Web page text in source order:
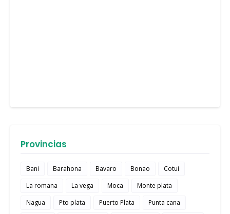
Provincias
Bani Barahona Bavaro Bonao
Cotui
La romana
La vega Moca
Monte plata
Nagua
Pto plata Puerto Plata
Punta cana